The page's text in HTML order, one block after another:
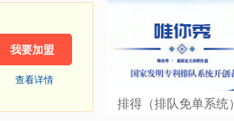
我要加盟
查看详情
排得（排队免单系统）